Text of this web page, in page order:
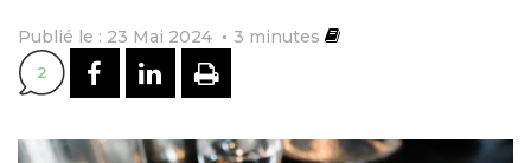
Publié le : 23 Mai 2024 3 minutes
2 PARTAGER SUR FACEBOOK
PARTAGER SUR
IMPRIMER